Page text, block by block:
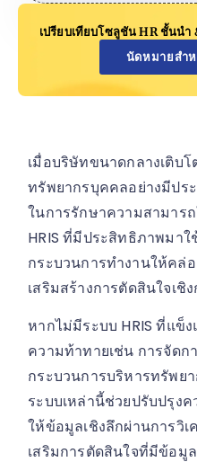
เปรียบเทียบโซลูชัน HR ชั้นนำ
นัดหมายสำ
เมื่อบริษัทขนาดกลางเติบ
ทรัพยากรบุคคลอย่างมีปร
ในการรักษาความสามาร
HRIS ที่มีประสิทธิภาพมาใ
กระบวนการทำงานให้คล่
เสริมสร้างการตัดสินใจเชิ
หากไม่มีระบบ HRIS ที่แข็
ความท้าทายเช่น การจัด
กระบวนการบริหารทรัพ
ระบบเหล่านี้ช่วยปรับปรุง
ให้ข้อมูลเชิงลึกผ่านการวิ
เสริมการตัดสินใจที่มีข้อมู